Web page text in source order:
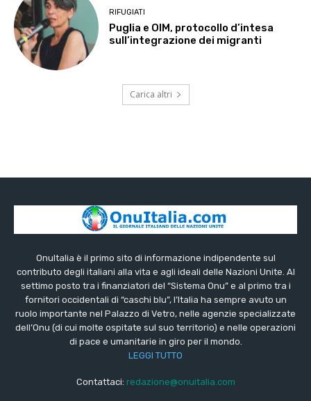
RIFUGIATI
Puglia e OIM, protocollo d’intesa
sull’integrazione dei migranti
Carica altri
OnuItalia è il primo sito di informazione indipendente sul
contributo degli italiani alla vita e agli ideali delle Nazioni Unite. Al
settimo posto tra i finanziatori del “Sistema Onu” e al primo tra i
fornitori occidentali di “caschi blu”, l’Italia ha sempre avuto un
ruolo importante nel Palazzo di Vetro, nelle agenzie specializzate
dell’Onu (di cui molte ospitate sul suo territorio) e nelle operazioni
di pace e umanitarie in giro per il mondo.
LEGGI TUTTO
Contattaci: redazione@onuitalia.com